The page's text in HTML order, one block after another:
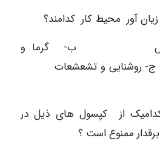
ب- گرما و
و تشعشعات
از کدامیک از کپسول های ذیل در
ممنوع است ؟